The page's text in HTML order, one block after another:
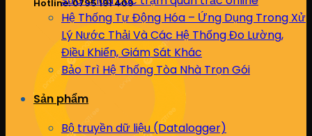
Hotline: 0795 191 409
Hệ Thống Tự Động Hóa – Ứng Dụng Trong Xử
Lý Nước Thải Và Các Hệ Thống Đo Lường,
Điều Khiển, Giám Sát Khác
Bảo Trì Hệ Thống Tòa Nhà Trọn Gói
Sản phẩm
Bộ truyền dữ liệu (Datalogger)